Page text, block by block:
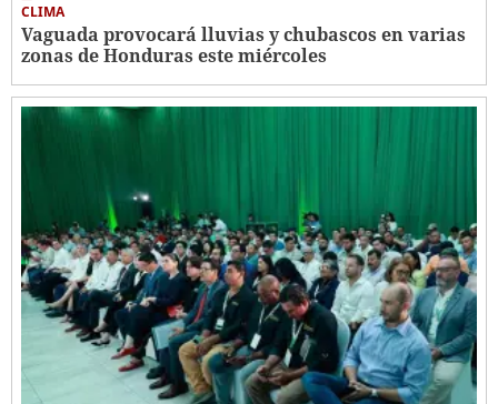
CLIMA
Vaguada provocará lluvias y chubascos en varias
zonas de Honduras este miércoles